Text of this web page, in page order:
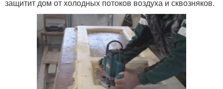
защитит дом от холодных потоков воздуха и сквозняков.